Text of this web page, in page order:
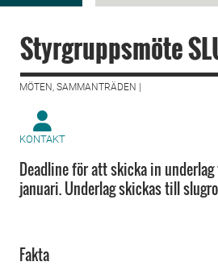
Styrgruppsmöte
MÖTEN, SAMMANTRÄDEN |
KONTAKT
Deadline för att skicka in
januari. Underlag skickas till
Fakta